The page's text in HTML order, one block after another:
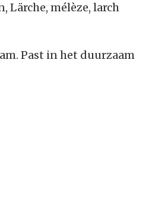
Lärche, mélèze, larch
Past in het duurzaam